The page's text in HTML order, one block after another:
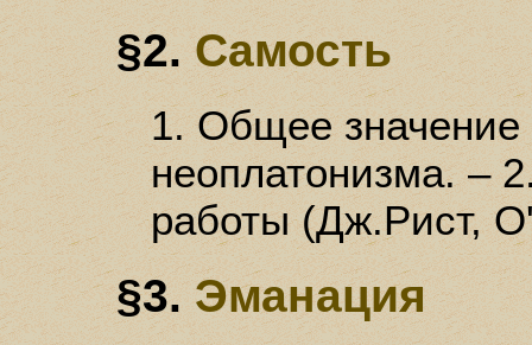
§2. Самость
1. Общее значение
неоплатонизма. –
работы (Дж.Рист,
§3. Эманация